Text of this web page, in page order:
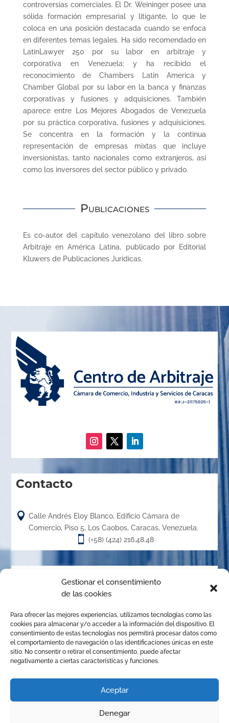
Gestionar el consentimiento
de las cookies
Para ofrecer las mejores experiencias, utilizamos tecnologías como las
cookies para almacenar y/o acceder a la información del dispositivo. El
consentimiento de estas tecnologías nos permitirá procesar datos como
el comportamiento de navegación o las identificaciones únicas en este
sitio. No consentir o retirar el consentimiento, puede afectar
negativamente a ciertas características y funciones.
Aceptar
Denegar
controversias comerciales. El Dr. Weininger posee una
sólida formación empresarial y litigante, lo que le
coloca en una posición destacada cuando se enfoca
en diferentes temas legales. Ha sido recomendado en
LatinLawyer 250 por su labor en arbitraje y
corporativa en Venezuela; y ha recibido el
reconocimiento de Chambers Latin America y
Chamber Global por su labor en la banca y finanzas
corporativas y fusiones y adquisiciones. También
aparece entre Los Mejores Abogados de Venezuela
por su práctica corporativa, fusiones y adquisiciones.
Se concentra en la formación y la continua
representación de empresas mixtas que incluye
inversionistas, tanto nacionales como extranjeros, así
como los inversores del sector público y privado.
Publicaciones
Es co-autor del capítulo venezolano del libro sobre
Arbitraje en América Latina, publicado por Editorial
Kluwers de Publicaciones Jurídicas.
Contacto
 Calle Andrés Eloy Blanco, Edificio Cámara de
Comercio, Piso 5, Los Caobos, Caracas, Venezuela.
 (+58) (424) 216.48.48
Acerca de
creado en el año 1.989, es un órgano de la Cámara de
Comercio, Industria y Servicios de Caracas, organizado de
conformidad con las disposiciones de la Ley de Arbitraje
Comercial para promover la solución de conflictos
cualquier otro mecanismo alternativo de solución de